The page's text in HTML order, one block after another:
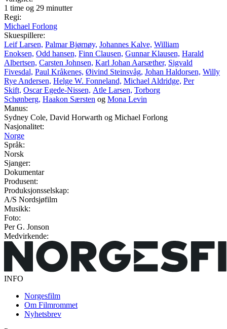
1 time og 29 minutter
Regi:
Michael Forlong
Skuespillere:
Leif Larsen, Palmar Bjørnøy, Johannes Kalve, William
Enoksen, Odd hansen, Finn Clausen, Gunnar Klausen, Harald
Albertsen, Carsten Johnsen, Karl Johan Aarsæther, Sigvald
Fivesdal, Paul Kråkenes, Øivind Steinsvåg, Johan Haldorsen, Willy
Rye Andersen, Helge W. Fonneland, Michael Aldridge, Per
Skift, Oscar Egede-Nissen, Atle Larsen, Torborg
Schønberg, Haakon Særsten og Mona Levin
Manus:
Sydney Cole, David Horwarth og Michael Forlong
Nasjonalitet:
Norge
Språk:
Norsk
Sjanger:
Dokumentar
Produsent:
Produksjonsselskap:
A/S Nordsjøfilm
Musikk:
Foto:
Per G. Jonson
Medvirkende:
INFO
Norgesfilm
Om Filmrommet
Nyhetsbrev